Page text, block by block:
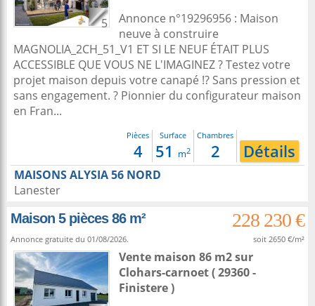
5
Annonce n°19296956 : Maison
neuve à construire
MAGNOLIA_2CH_51_V1 ET SI LE NEUF ÉTAIT PLUS
ACCESSIBLE QUE VOUS NE L'IMAGINEZ ? Testez votre
projet maison depuis votre canapé !? Sans pression et
sans engagement. ? Pionnier du configurateur maison
en Fran...
Pièces
4
Surface
51 m2
Chambres
2 Détails
MAISONS ALYSIA 56 NORD
Lanester
Maison 5 pièces 86 m²
228 230 €
Annonce gratuite du 01/08/2026. soit 2650 €/m²
Vente maison 86 m2sur
Clohars-carnoet( 29360 -
Finistere )